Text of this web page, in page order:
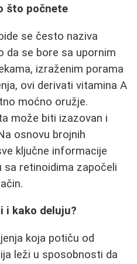
što počnete
se često naziva
da se bore sa upornim
izraženim porama
ovi derivati vitamina A
moćno oružje.
može biti izazovan i
osnovu brojnih
ključne informacije
sa retinoidima započeli
i kako deluju?
koja potiču od
leži u sposobnosti da